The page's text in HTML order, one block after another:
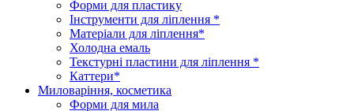
Форми для пластику
Інструменти для ліплення *
Матеріали для ліплення*
Холодна емаль
Текстурні пластини для ліплення *
Каттери*
Миловаріння, косметика
Форми для мила